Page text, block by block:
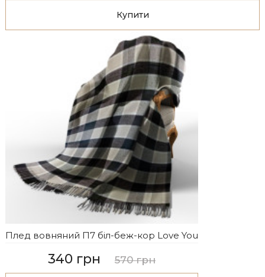
Купити
Плед вовняний П7 біл-беж-кор Love You
340 грн 570 грн